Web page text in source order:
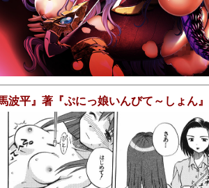
波平』著『ぷにっ娘いんびて～しょん